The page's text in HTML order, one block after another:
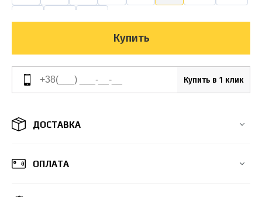
Купить
Купить в 1 клик
ДОСТАВКА
ОПЛАТА